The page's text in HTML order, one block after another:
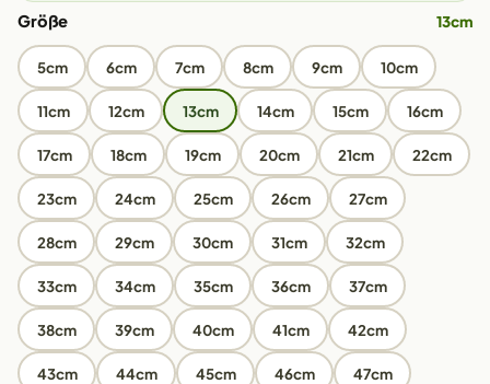
Größe 13cm
5cm 6cm 7cm 8cm 9cm 10cm
11cm 12cm 13cm 14cm 15cm 16cm
17cm 18cm 19cm 20cm 21cm 22cm
23cm 24cm 25cm 26cm 27cm
28cm 29cm 30cm 31cm 32cm
33cm 34cm 35cm 36cm 37cm
38cm 39cm 40cm 41cm 42cm
43cm 44cm 45cm 46cm 47cm